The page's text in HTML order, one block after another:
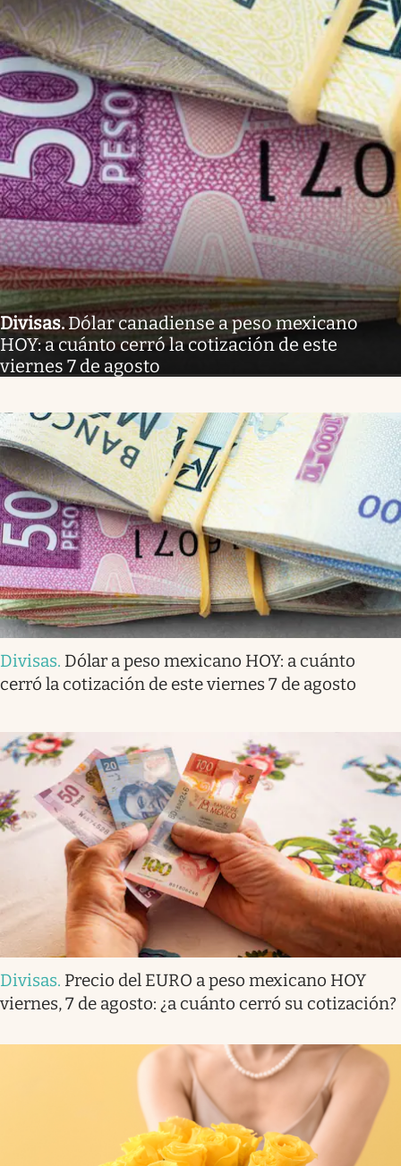
Divisas.Dólar canadiense a peso mexicano
HOY: a cuánto cerró la cotización de este
viernes 7 de agosto
Divisas. Dólar a peso mexicano HOY: a cuánto
cerró la cotización de este viernes 7 de agosto
Divisas. Precio del EURO a peso mexicano HOY
viernes, 7 de agosto: ¿a cuánto cerró su cotización?